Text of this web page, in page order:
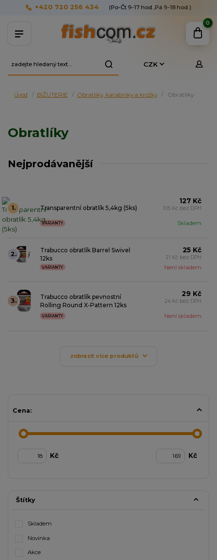
CZK
+420 720 256 434 (Po-Čt 9-17 hod.,Pá 9-18 hod.)
0
Úvod BIŽUTERIE Obratlíky, karabinky a krožky Obratlíky
Obratlíky
Nejprodávanější
1. Transparentní obratlík 5,4kg (5ks)
Skladem
VARIANTY
127 Kč
105 Kč bez DPH
2.
Trabucco obratlík Barrel Swivel
12ks
Není skladem
VARIANTY
25 Kč
21 Kč bez DPH
3.
Trabucco obratlík pevnostní
Rolling Round X-Pattern 12ks
Není skladem
VARIANTY
29 Kč
24 Kč bez DPH
zobrazit více produktů
Cena:
Kč Kč
Štítky
Skladem
Novinka
Akce